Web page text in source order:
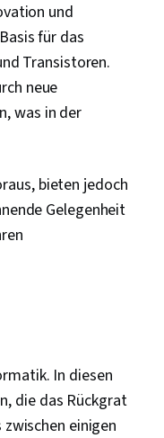
und
für das
Transistoren.
neue
was in der
bieten jedoch
Gelegenheit
In diesen
die das Rückgrat
einigen